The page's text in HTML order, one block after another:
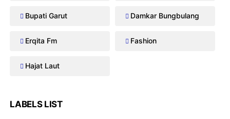
Bupati Garut Damkar Bungbulang
Erqita Fm Fashion
Hajat Laut
LABELS LIST